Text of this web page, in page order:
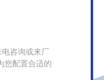
咨询或来厂
您配置合适的